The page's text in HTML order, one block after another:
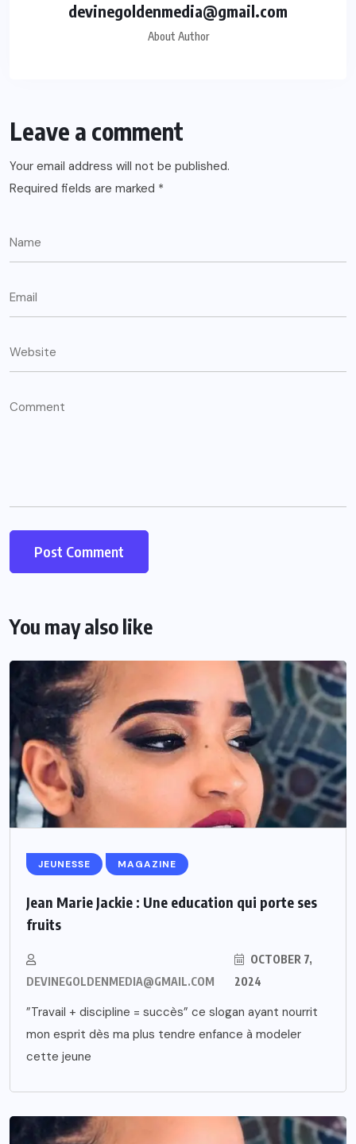
devinegoldenmedia@gmail.com
About Author
Leave a comment
Your email address will not be published.
Required fields are marked *
You may also like
JEUNESSE MAGAZINE
Jean Marie Jackie : Une education qui porte ses
fruits
DEVINEGOLDENMEDIA@GMAIL.COM
OCTOBER 7,
2024
”Travail + discipline = succès” ce slogan ayant nourrit
mon esprit dès ma plus tendre enfance à modeler
cette jeune